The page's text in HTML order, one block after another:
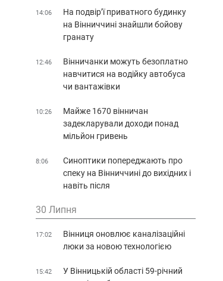
14:06
На подвір’ї приватного будинку
на Вінниччині знайшли бойову
гранату
12:46
Вінничанки можуть безоплатно
навчитися на водійку автобуса
чи вантажівки
10:26
Майже 1670 вінничан
задекларували доходи понад
мільйон гривень
8:06
Синоптики попереджають про
спеку на Вінниччині до вихідних і
навіть після
30 Липня
17:02
Вінниця оновлює каналізаційні
люки за новою технологією
15:42
У Вінницькій області 59-річний